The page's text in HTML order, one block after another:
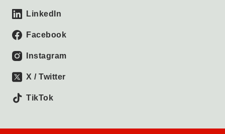
LinkedIn
Facebook
Instagram
X / Twitter
TikTok